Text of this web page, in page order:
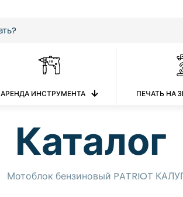
АРЕНДА ИНСТРУМЕНТА ПЕЧАТЬ НА
Каталог
Мотоблок бензиновый PATRIOT